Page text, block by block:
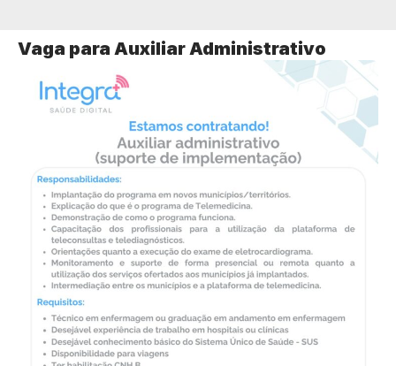
Vaga para Auxiliar Administrativo